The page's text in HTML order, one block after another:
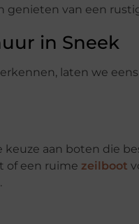
genieten van een
in Sneek
laten we
aan boten die
of een ruime zeilboot